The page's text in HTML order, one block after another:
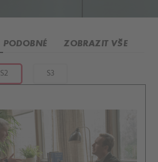
PODOBNÉ ZOBRAZIT VŠE
S2 S3